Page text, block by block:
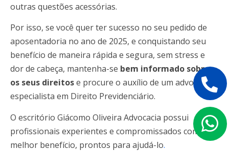
outras questões acessórias.
Por isso, se você quer ter sucesso no seu pedido de
aposentadoria no ano de 2025, e conquistando seu
benefício de maneira rápida e segura, sem stress e
dor de cabeça, mantenha-se bem informado sobre
os seus direitose procure o auxílio de um advogado
especialista em Direito Previdenciário.
O escritório Giácomo Oliveira Advocacia possui
profissionais experientes e compromissados com o
melhor benefício, prontos para ajudá-lo.